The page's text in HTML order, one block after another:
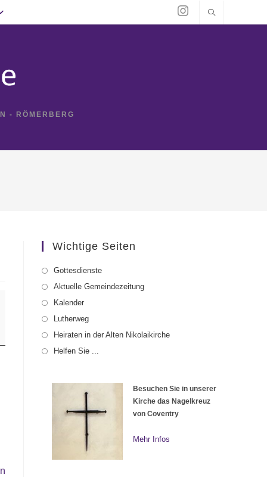
- RÖMERBERG
Wichtige Seiten
Gottesdienste
Aktuelle Gemeindezeitung
Kalender
Lutherweg
Heiraten in der Alten Nikolaikirche
Helfen Sie ...
Besuchen Sie in unserer
Kirche das Nagelkreuz
von Coventry
Mehr Infos